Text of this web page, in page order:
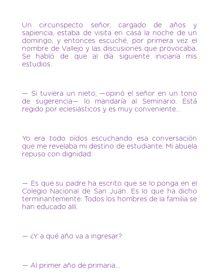
Un circunspecto señor, cargado de años y
sapiencia, estaba de visita en casa la noche de un
domingo, y entonces escuché, por primera vez el
nombre de Vallejo y las discusiones que provocaba.
Se habló de que al día siguiente iniciaría mis
estudios.
— Si tuviera un nieto, —opinó el señor en un tono
de sugerencia— lo mandaría al Seminario. Está
regido por eclesiásticos y es muy conveniente…
Yo era todo oídos escuchando esa conversación
que me revelaba mi destino de estudiante. Mi abuela
repuso con dignidad:
— Es que su padre ha escrito que se lo ponga en el
Colegio Nacional de San Juan. Es lo que ha dicho
terminantemente. Todos los hombres de la familia se
han educado allí.
— ¿Y a qué año va a ingresar?
— Al primer año de primaria…